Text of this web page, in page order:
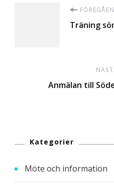
Träning
Anmälan till
Kategorier
Möte och information